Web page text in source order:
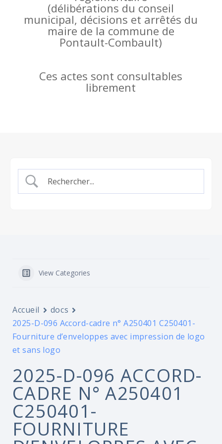
(délibérations du conseil
municipal, décisions et arrêtés du
maire de la commune de
Pontault-Combault)
Ces actes sont consultables
librement
View Categories
Accueil
docs
2025-D-096 Accord-cadre n° A250401 C250401-
Fourniture d’enveloppes avec impression de logo
et sans logo
2025-D-096 ACCORD-
CADRE N° A250401
C250401-
FOURNITURE